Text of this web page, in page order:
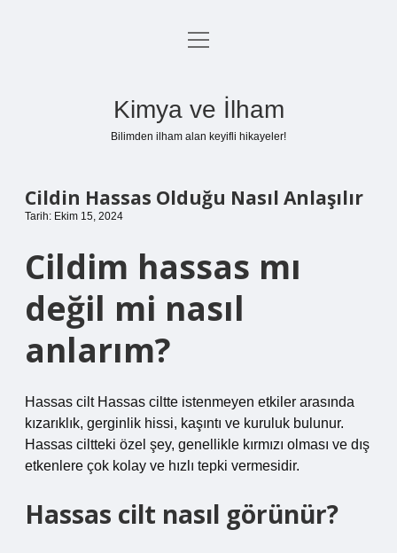
Anasayfa
menüyü
Kimya ve İlham
Bilimden ilham alan keyifli hikayeler!
Cildin Hassas Olduğu Nasıl Anlaşılır
Tarih: Ekim 15, 2024
Cildim hassas mı
değil mi nasıl
anlarım?
Hassas cilt Hassas ciltte istenmeyen etkiler arasında
kızarıklık, gerginlik hissi, kaşıntı ve kuruluk bulunur.
Hassas ciltteki özel şey, genellikle kırmızı olması ve dış
etkenlere çok kolay ve hızlı tepki vermesidir.
Hassas cilt nasıl görünür?